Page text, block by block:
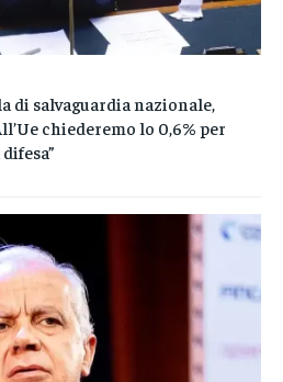
di salvaguardia nazionale,
chiederemo lo 0,6% per